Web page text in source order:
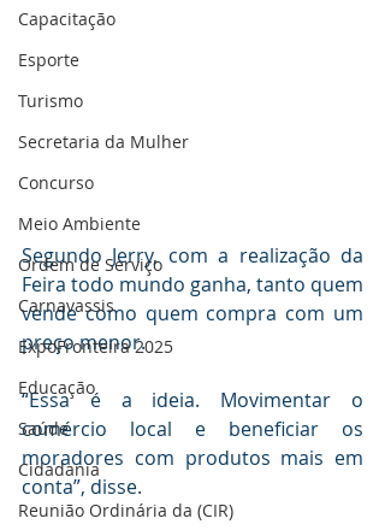
Capacitação
Esporte
Turismo
Secretaria da Mulher
Concurso
Meio Ambiente
Ordem de Serviço
Carnavassis
ExpoFronteira 2025
Educação
Saúde
Cidadania
Reunião Ordinária da (CIR)
Segundo Jerry, com a realização da
Feira todo mundo ganha, tanto quem
vende como quem compra com um
preço menor.
“Essa é a ideia. Movimentar o
comércio local e beneficiar os
moradores com produtos mais em
conta”, disse.